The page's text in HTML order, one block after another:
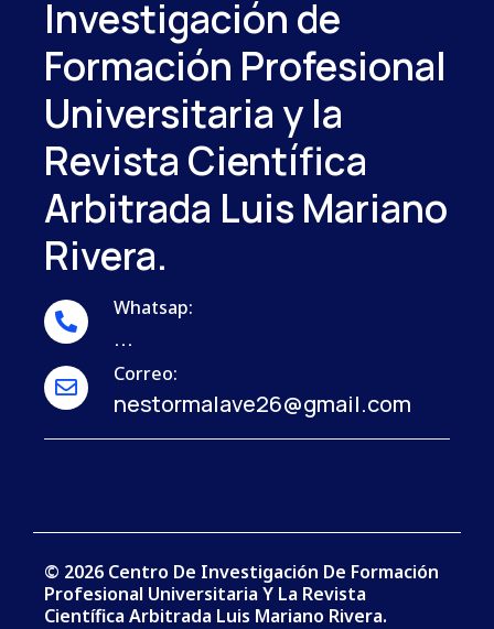
Investigación de
Formación Profesional
Universitaria y la
Revista Científica
Arbitrada Luis Mariano
Rivera.
Whatsap:
...
Correo:
nestormalave26@gmail.com
© 2026 Centro De Investigación De Formación
Profesional Universitaria Y La Revista
Científica Arbitrada Luis Mariano Rivera.